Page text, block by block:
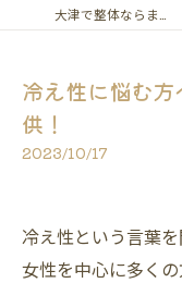
冷え性に悩む
供！
2023/10/17
冷え性という言葉
女性を中心に多く